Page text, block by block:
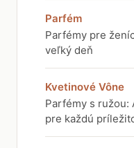
Parfém
Parfémy pre
veľký deň
Kvetinové Vône
Parfémy s ružou:
pre každú